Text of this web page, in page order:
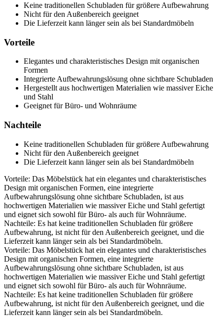
Keine traditionellen Schubladen für größere Aufbewahrung
Nicht für den Außenbereich geeignet
Die Lieferzeit kann länger sein als bei Standardmöbeln
Vorteile
Elegantes und charakteristisches Design mit organischen
Formen
Integrierte Aufbewahrungslösung ohne sichtbare Schubladen
Hergestellt aus hochwertigen Materialien wie massiver Eiche
und Stahl
Geeignet für Büro- und Wohnräume
Nachteile
Keine traditionellen Schubladen für größere Aufbewahrung
Nicht für den Außenbereich geeignet
Die Lieferzeit kann länger sein als bei Standardmöbeln
Vorteile: Das Möbelstück hat ein elegantes und charakteristisches
Design mit organischen Formen, eine integrierte
Aufbewahrungslösung ohne sichtbare Schubladen, ist aus
hochwertigen Materialien wie massiver Eiche und Stahl gefertigt
und eignet sich sowohl für Büro- als auch für Wohnräume.
Nachteile: Es hat keine traditionellen Schubladen für größere
Aufbewahrung, ist nicht für den Außenbereich geeignet, und die
Lieferzeit kann länger sein als bei Standardmöbeln.
Vorteile: Das Möbelstück hat ein elegantes und charakteristisches
Design mit organischen Formen, eine integrierte
Aufbewahrungslösung ohne sichtbare Schubladen, ist aus
hochwertigen Materialien wie massiver Eiche und Stahl gefertigt
und eignet sich sowohl für Büro- als auch für Wohnräume.
Nachteile: Es hat keine traditionellen Schubladen für größere
Aufbewahrung, ist nicht für den Außenbereich geeignet, und die
Lieferzeit kann länger sein als bei Standardmöbeln.